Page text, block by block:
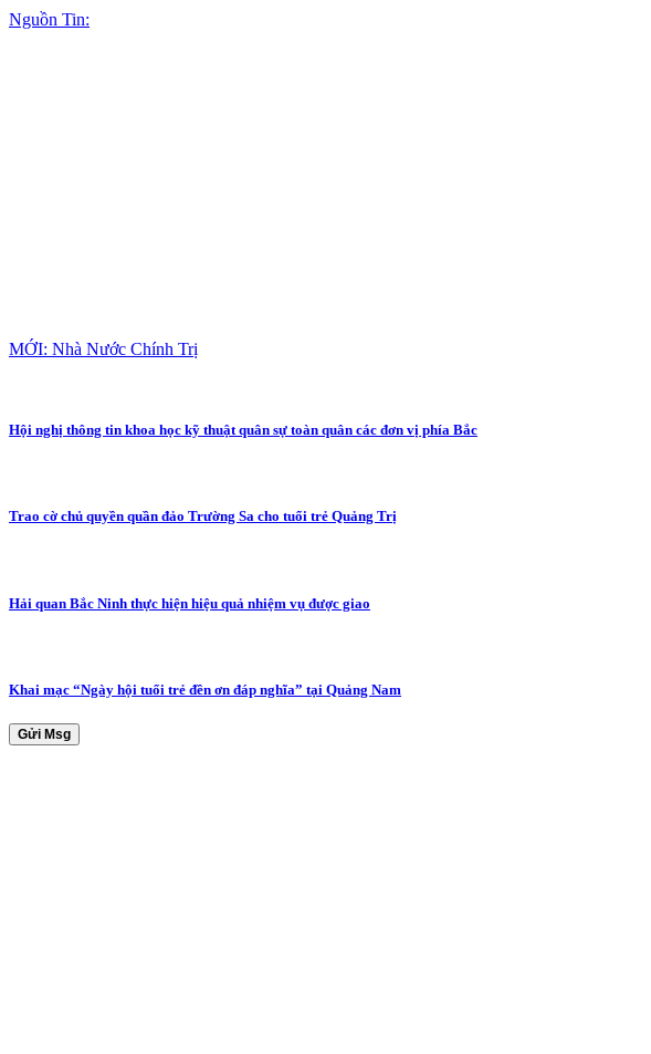
Nguồn Tin:
MỚI: Nhà Nước Chính Trị
Hội nghị thông tin khoa học kỹ thuật quân sự toàn quân các đơn vị phía Bắc
Trao cờ chủ quyền quần đảo Trường Sa cho tuổi trẻ Quảng Trị
Hải quan Bắc Ninh thực hiện hiệu quả nhiệm vụ được giao
Khai mạc “Ngày hội tuổi trẻ đền ơn đáp nghĩa” tại Quảng Nam
Gửi Msg